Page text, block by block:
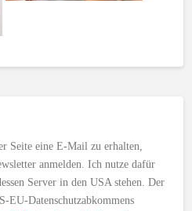
Seite eine E-Mail zu erhalten,
anmelden. Ich nutze dafür
Server in den USA stehen. Der
EU-Datenschutzabkommens